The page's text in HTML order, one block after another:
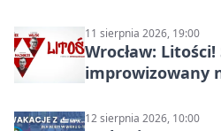
11 sierpnia 2026, 19:00
Wrocław:
improwizowany
12 sierpnia 2026, 10:00